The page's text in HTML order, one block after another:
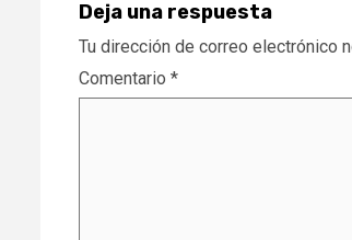
Deja una respuesta
Tu dirección de correo electrónico
Comentario *